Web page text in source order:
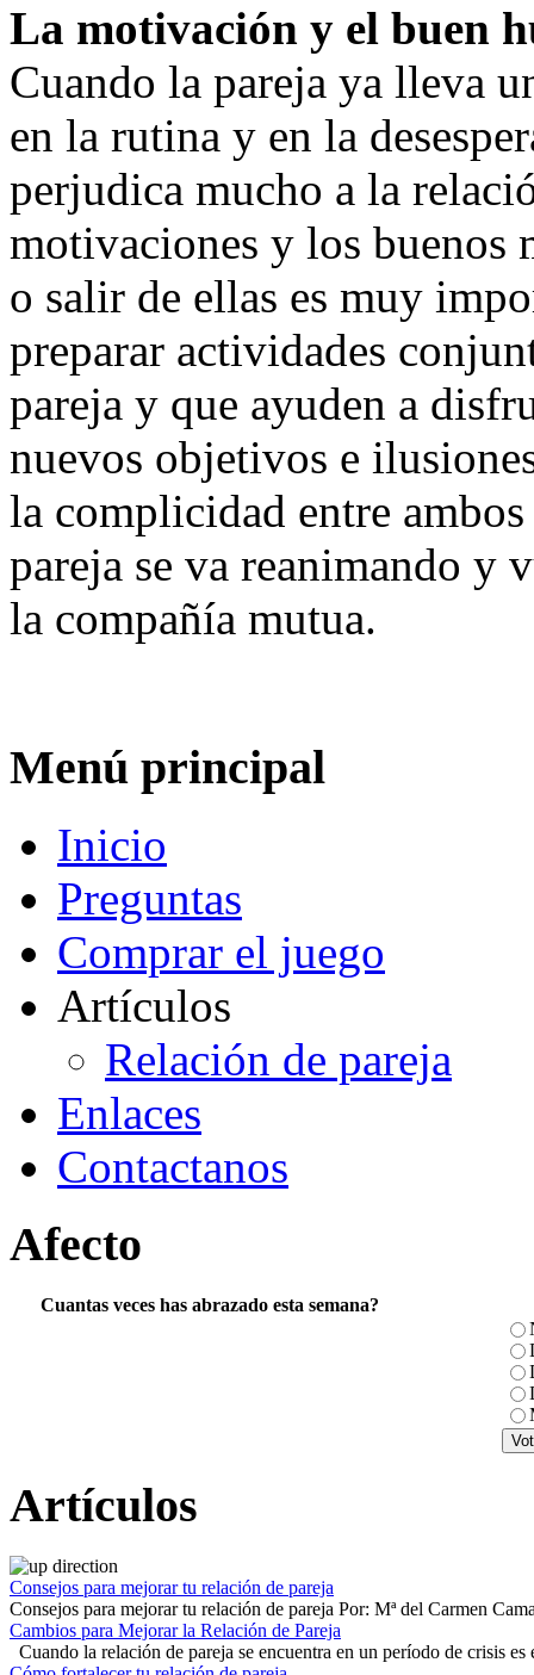
La motivación y el buen
Cuando la pareja ya lleva
en la rutina y en la
perjudica mucho a la
motivaciones y los buenos
o salir de ellas es muy
preparar actividades
pareja y que ayuden a
nuevos objetivos e
la complicidad entre
pareja se va reanimando y
la compañía mutua.
Menú principal
Inicio
Preguntas
Comprar el juego
Artículos
Relación de pareja
Enlaces
Contactanos
Afecto
Cuantas veces has abrazado esta semana?
Artículos
Consejos para mejorar tu relación de pareja
Consejos para mejorar tu relación de pareja Por: Mª del Carmen
Cambios para Mejorar la Relación de Pareja
Cuando la relación de pareja se encuentra en un período de crisis es